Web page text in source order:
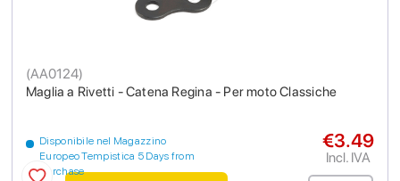
Maglia a Rivetti - Catena Regina - Per moto Classiche
(AA0124)
Disponibile nel Magazzino
Europeo Tempistica 5 Days from
purchase
€3.49
Incl. IVA